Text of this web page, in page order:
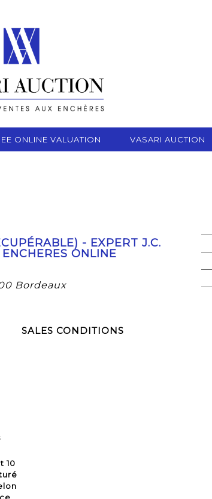
ONLINE VALUATION VASARI AUCTION
- EXPERT J.C.
ONLINE
Bordeaux
10
SALES CONDITIONS